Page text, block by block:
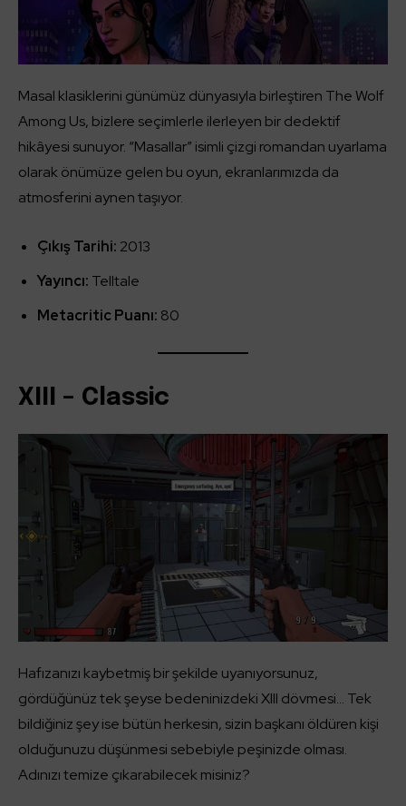
Masal klasiklerini günümüz dünyasıyla birleştiren The Wolf
Among Us, bizlere seçimlerle ilerleyen bir dedektif
hikâyesi sunuyor. “Masallar” isimli çizgi romandan uyarlama
olarak önümüze gelen bu oyun, ekranlarımızda da
atmosferini aynen taşıyor.
Çıkış Tarihi: 2013
Yayıncı: Telltale
Metacritic Puanı: 80
XIII – Classic
Hafızanızı kaybetmiş bir şekilde uyanıyorsunuz,
gördüğünüz tek şeyse bedeninizdeki XIII dövmesi… Tek
bildiğiniz şey ise bütün herkesin, sizin başkanı öldüren kişi
olduğunuzu düşünmesi sebebiyle peşinizde olması.
Adınızı temize çıkarabilecek misiniz?